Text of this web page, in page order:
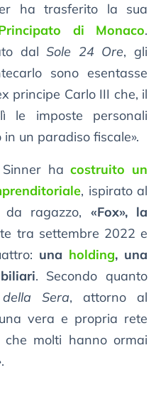
ha trasferito la sua
di Monaco.
dalSole 24 Ore, gli
sono esentasse
principe Carlo III che, il
le imposte personali
un paradiso fiscale».
Sinner hacostruito un
, ispirato al
da ragazzo, «Fox», la
tra settembre 2022 e
una holding, una
. Secondo quanto
Sera, attorno al
vera e propria rete
che molti hanno ormai
.